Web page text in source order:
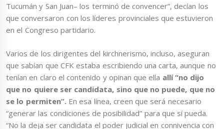
Tucumán y San Juan– los terminó de convencer”, decían los
que conversaron con los líderes provinciales que estuvieron
en el Congreso partidario.
Varios de los dirigentes del kirchnerismo, incluso, aseguran
que sabían que CFK estaba escribiendo una carta, aunque no
tenían en claro el contenido y opinan que ella allí “no dijo
que no quiere ser candidata, sino que no puede, que no
se lo permiten”. En esa línea, creen que será necesario
“generar las condiciones de posibilidad” para que sí pueda.
“No la deja ser candidata el poder judicial en connivencia con